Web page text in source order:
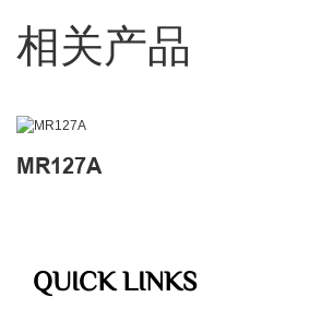
相关产品
MR127A
QUICK LINKS